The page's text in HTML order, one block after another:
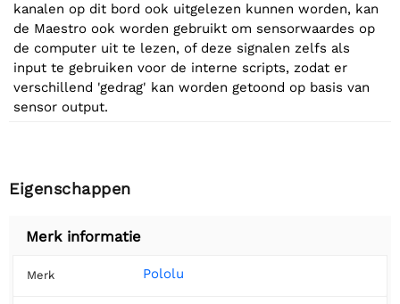
kanalen op dit bord ook uitgelezen kunnen worden, kan
de Maestro ook worden gebruikt om sensorwaardes op
de computer uit te lezen, of deze signalen zelfs als
input te gebruiken voor de interne scripts, zodat er
verschillend 'gedrag' kan worden getoond op basis van
sensor output.
Eigenschappen
Merk informatie
Merk Pololu